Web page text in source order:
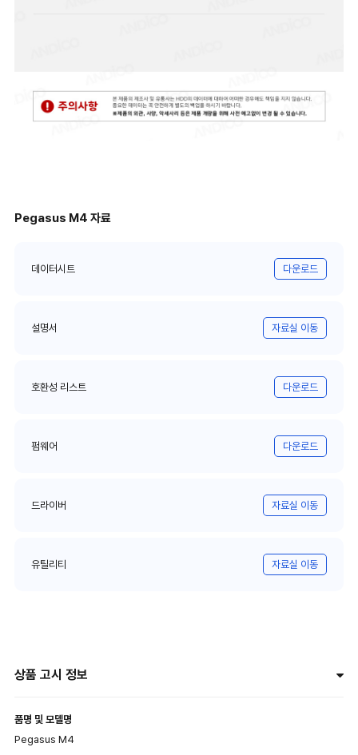
Pegasus M4 자료
데이터시트 다운로드
설명서 자료실 이동
호환성 리스트 다운로드
펌웨어 다운로드
드라이버 자료실 이동
유틸리티 자료실 이동
상품 고시 정보
품명 및 모델명
Pegasus M4